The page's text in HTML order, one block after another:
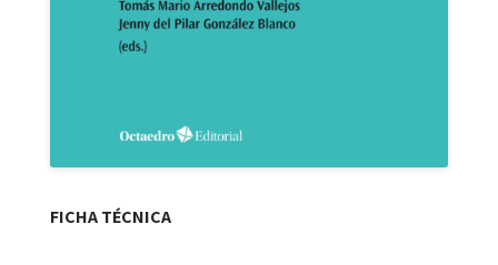
FICHA TÉCNICA